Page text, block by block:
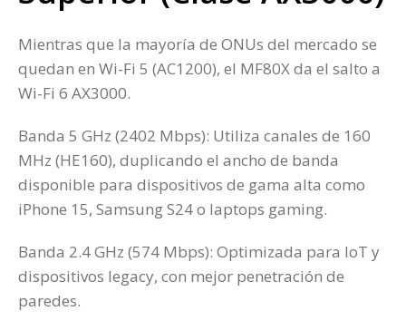
Mientras que la mayoría de ONUs del mercado se
quedan en Wi-Fi 5 (AC1200), el MF80X da el salto a
Wi-Fi 6 AX3000.
Banda 5 GHz (2402 Mbps): Utiliza canales de 160
MHz (HE160), duplicando el ancho de banda
disponible para dispositivos de gama alta como
iPhone 15, Samsung S24 o laptops gaming.
Banda 2.4 GHz (574 Mbps): Optimizada para IoT y
dispositivos legacy, con mejor penetración de
paredes.